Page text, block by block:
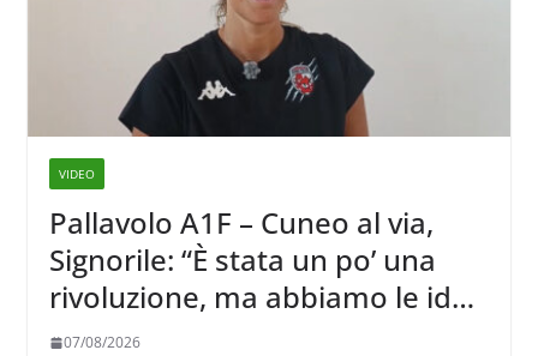
VIDEO
Pallavolo A1F – Cuneo al via,
Signorile: “È stata un po’ una
rivoluzione, ma abbiamo le idee
chiare siu cosa vogliamo fare”
07/08/2026